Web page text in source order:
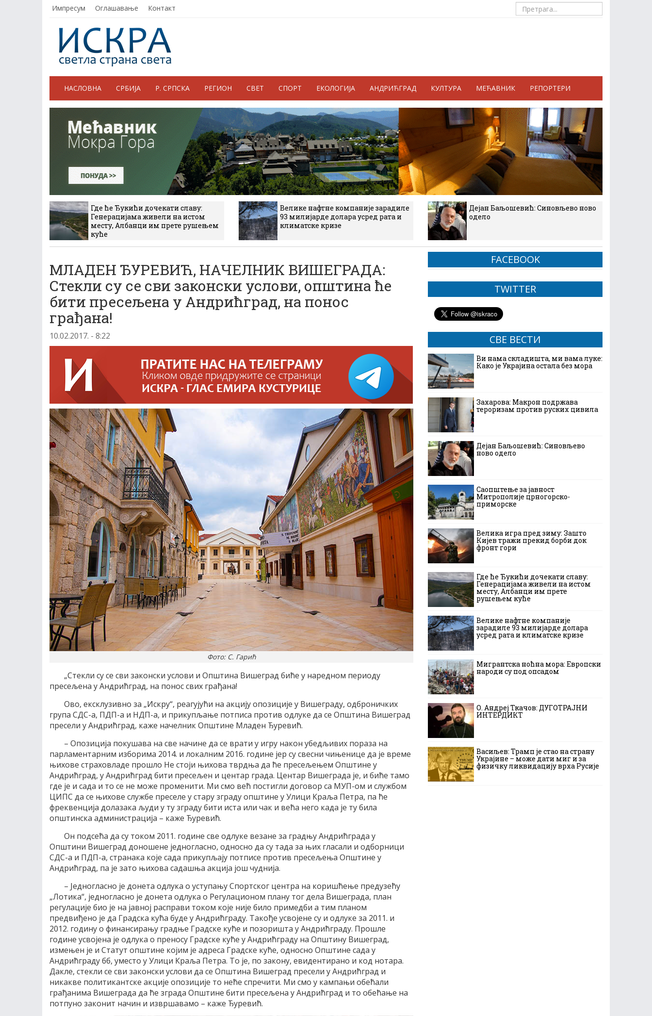
Импресум Оглашавање Контакт
НАСЛОВНА СРБИЈА Р. СРПСКА РЕГИОН СВЕТ СПОРТ ЕКОЛОГИЈА АНДРИЋГРАД КУЛТУРА МЕЋАВНИК РЕПОРТЕРИ
Где ће Ђукићи дочекати славу:
Генерацијама живели на истом
месту, Албанци им прете рушењем
куће
Велике нафтне компаније зарадиле
93 милијарде долара усред рата и
климатске кризе
Дејан Баљошевић: Синовљево ново
одело
МЛАДЕН ЂУРЕВИЋ, НАЧЕЛНИК ВИШЕГРАДА:
Стекли су се сви законски услови, општина ће
бити пресељена у Андрићград, на понос
грађана!
10.02.2017. - 8:22
Фото: С. Гарић
„Стекли су се сви законски услови и Општина Вишеград биће у наредном периоду
пресељена у Андрићград, на понос свих грађана!
Ово, ексклузивно за „Искру“, реагујући на акцију опозиције у Вишеграду, одброничких
група СДС-а, ПДП-а и НДП-а, и прикупљање потписа против одлуке да се Општина Вишеград
пресели у Андрићград, каже начелник Општине Младен Ђуревић.
– Опозиција покушава на све начине да се врати у игру након убедљивих пораза на
парламентарним изборима 2014. и локалним 2016. године јер су свесни чињенице да је време
њихове страховладе прошло Не стоји њихова тврдња да ће пресељењем Општине у
Андрићград, у Андрићград бити пресељен и центар града. Центар Вишеграда је, и биће тамо
где је и сада и то се не може променити. Ми смо већ постигли договор са МУП-ом и службом
ЦИПС да се њихове службе преселе у стару зграду општине у Улици Краља Петра, па ће
фреквенција долазака људи у ту зграду бити иста или чак и већа него када је ту била
општинска администрација – каже Ђуревић.
Он подсећа да су током 2011. године све одлуке везане за градњу Андрићграда у
Општини Вишеград доношене једногласно, односно да су тада за њих гласали и одборници
СДС-а и ПДП-а, странака које сада прикупљају потписе против пресељења Општине у
Андрићград, па је зато њихова садашња акција још чуднија.
– Једногласно је донета одлука о уступању Спортског центра на коришћење предузећу
„Лотика“, једногласно је донета одлука о Регулационом плану тог дела Вишеграда, план
регулације био је на јавној расправи током које није било примедби а тим планом
предвиђено је да Градска кућа буде у Андрићграду. Такође усвојене су и одлуке за 2011. и
2012. годину о финансирању градње Градске куће и позоришта у Андрићграду. Прошле
године усвојена је одлука о преносу Градске куће у Андрићграду на Општину Вишеград,
измењен је и Статут општине којим је адреса Градске куће, односно Општине сада у
Андрићграду бб, уместо у Улици Краља Петра. То је, по закону, евидентирано и код нотара.
Дакле, стекли се сви законски услови да се Општина Вишеград пресели у Андрићград и
никакве политикантске акције опозиције то неће спречити. Ми смо у кампањи обећали
грађанима Вишеграда да ће зграда Општине бити пресељена у Андрићград и то обећање на
потпуно законит начин и извршавамо – каже Ђуревић.
FACEBOOK
TWITTER
СВЕ ВЕСТИ
Ви нама складишта, ми вама луке:
Како је Украјина остала без мора
Захарова: Макрон подржава
тероризам против руских цивила
Дејан Баљошевић: Синовљево
ново одело
Саопштење за јавност
Митрополије црногорско-
приморске
Велика игра пред зиму: Зашто
Кијев тражи прекид борби док
фронт гори
Где ће Ђукићи дочекати славу:
Генерацијама живели на истом
месту, Албанци им прете
рушењем куће
Велике нафтне компаније
зарадиле 93 милијарде долара
усред рата и климатске кризе
Мигрантска ноћна мора: Европски
народи су под опсадом
О. Андреј Ткачов: ДУГОТРАЈНИ
ИНТЕРДИКТ
Васиљев: Трамп је стао на страну
Украјине – може дати миг и за
физичку ликвидацију врха Русије